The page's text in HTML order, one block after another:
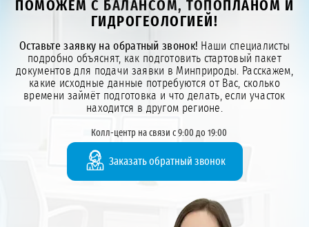
ПОМОЖЕМ С БАЛАНСОМ, ТОПОПЛАНОМ И
ГИДРОГЕОЛОГИЕЙ!
Оставьте заявку на обратный звонок! Наши специалисты
подробно объяснят, как подготовить стартовый пакет
документов для подачи заявки в Минприроды. Расскажем,
какие исходные данные потребуются от Вас, сколько
времени займёт подготовка и что делать, если участок
находится в другом регионе.
Колл-центр на связи с 9:00 до 19:00
Заказать обратный звонок